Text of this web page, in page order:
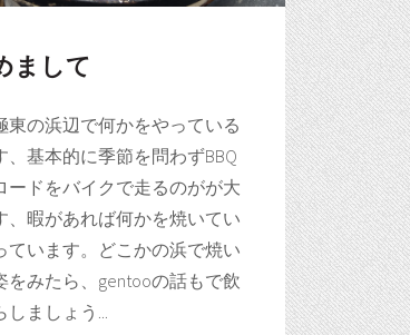
full.js"
まして
東の浜辺で何かをやっている
、基本的に季節を問わずBBQ
ードをバイクで走るのがが大
、暇があれば何かを焼いてい
ています。どこかの浜で焼い
をみたら、gentooの話もで飲
ましょう...